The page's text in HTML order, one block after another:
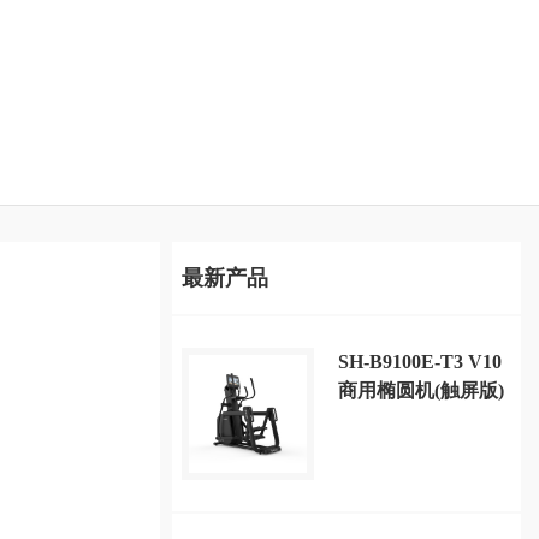
最新产品
SH-B9100E-T3 V10
商用椭圆机(触屏版)